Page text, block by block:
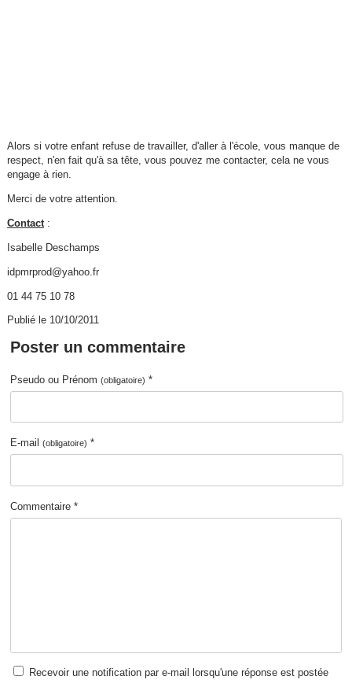
Alors si votre enfant refuse de travailler, d'aller à l'école, vous manque de
respect, n'en fait qu'à sa tête, vous pouvez me contacter, cela ne vous
engage à rien.
Merci de votre attention.
Contact:
Isabelle Deschamps
idpmrprod@yahoo.fr
01 44 75 10 78
Publié le 10/10/2011
Poster un commentaire
Pseudo ou Prénom(obligatoire) *
E-mail(obligatoire) *
Commentaire *
Recevoir une notification par e-mail lorsqu'une réponse est postée